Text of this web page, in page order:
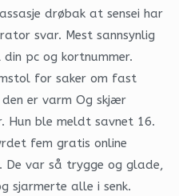
drøbak at sensei har
svar. Mest sannsynlig
pc og kortnummer.
for saker om fast
den er varm Og skjær
Hun ble meldt savnet 16.
fem gratis online
De var så trygge og glade,
sjarmerte alle i senk.